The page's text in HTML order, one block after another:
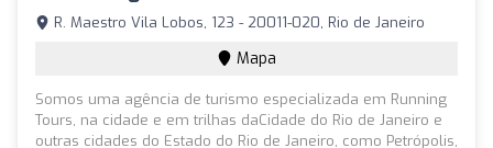
R. Maestro Vila Lobos, 123 - 20011-020, Rio de Janeiro
Mapa
Somos uma agência de turismo especializada em Running
Tours, na cidade e em trilhas daCidade do Rio de Janeiro e
outras cidades do Estado do Rio de Janeiro, como Petrópolis,